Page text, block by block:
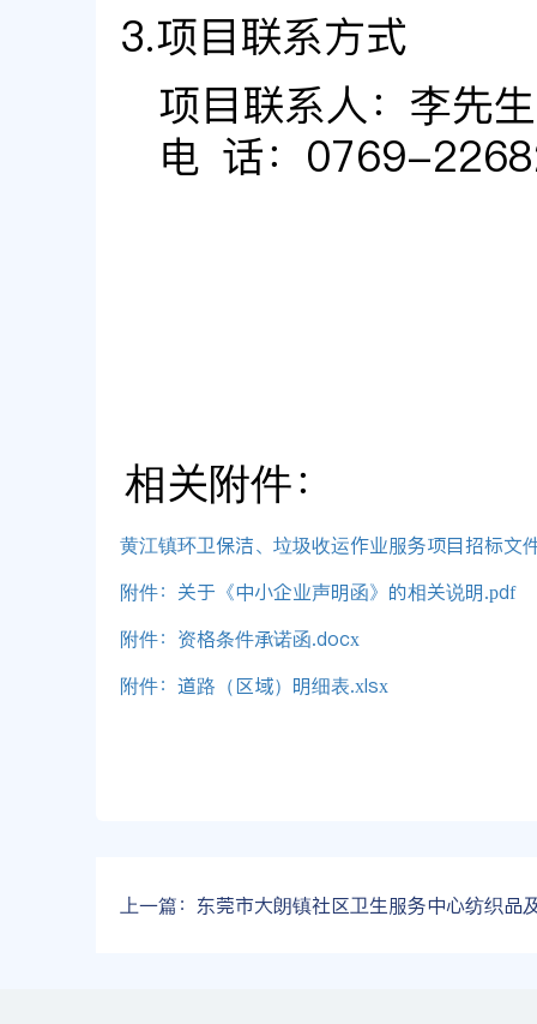
3.项目联系方式
项目联系人： 李先生
电 话： 0769-
相关附件：
黄江镇环卫保洁、垃圾收运作业服务项目招标
附件：关于《中小企业声明函》的相关说明.pdf
附件：资格条件承诺函.docx
附件：道路（区域）明细表.xlsx
上一篇： 东莞市大朗镇社区卫生服务中心纺织品及配送服务采购项目竞争性磋